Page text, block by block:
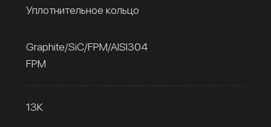
Уплотнительное кольцо
Graphite/SiC/FPM/AISI304
FPM
13К